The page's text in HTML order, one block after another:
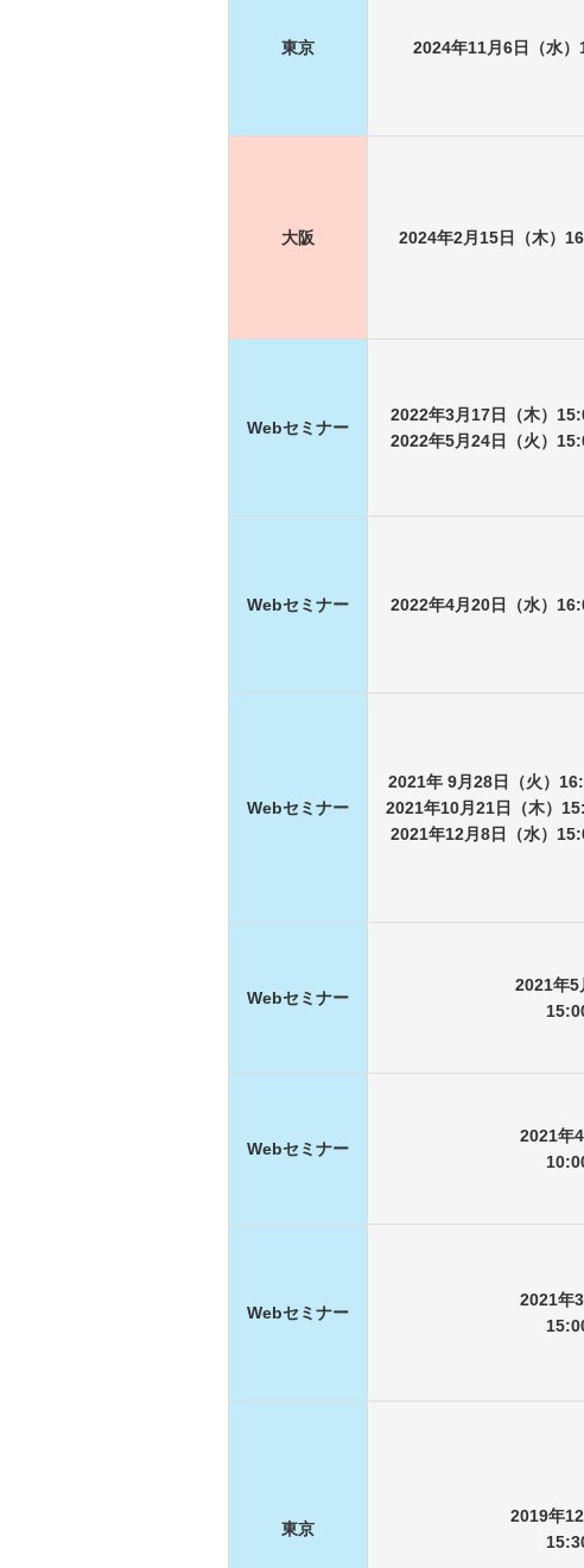
東京 2024年11月6日（水）
大阪 2024年2月15日（木）
Webセミナー
2022年3月17日（木）
2022年5月24日（火）
Webセミナー 2022年4月20日（水）
Webセミナー
2021年 9月28日（火）
2021年10月21日（木）
2021年12月8日（水）
Webセミナー
2021年5
Webセミナー
2021年4
Webセミナー
2021年3
東京
2019年12